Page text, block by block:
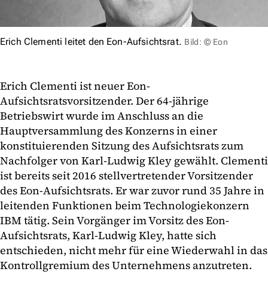
Erich Clementi leitet den Eon-Aufsichtsrat. Bild: © Eon
Erich Clementi ist neuer Eon-
Aufsichtsratsvorsitzender. Der 64-jährige
Betriebswirt wurde im Anschluss an die
Hauptversammlung des Konzerns in einer
konstituierenden Sitzung des Aufsichtsrats zum
Nachfolger von Karl-Ludwig Kley gewählt. Clementi
ist bereits seit 2016 stellvertretender Vorsitzender
des Eon-Aufsichtsrats. Er war zuvor rund 35 Jahre in
leitenden Funktionen beim Technologiekonzern
IBM tätig. Sein Vorgänger im Vorsitz des Eon-
Aufsichtsrats, Karl-Ludwig Kley, hatte sich
entschieden, nicht mehr für eine Wiederwahl in das
Kontrollgremium des Unternehmens anzutreten.